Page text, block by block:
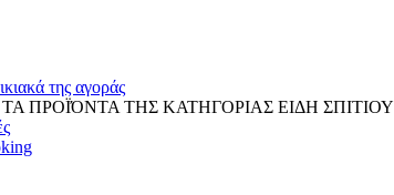
της αγοράς
ΠΡΟΪΌΝΤΑ ΤΗΣ ΚΑΤΗΓΟΡΙΑΣ ΕΙΔΗ ΣΠΙΤΙΟΥ